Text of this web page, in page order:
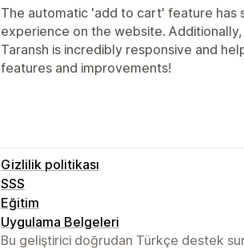
The automatic 'add to cart' feature has
experience on the website.
Taransh is incredibly responsive and
features and improvements!
Gizlilik politikası
SSS
Eğitim
Uygulama Belgeleri
Bu geliştirici doğrudan Türkçe destek